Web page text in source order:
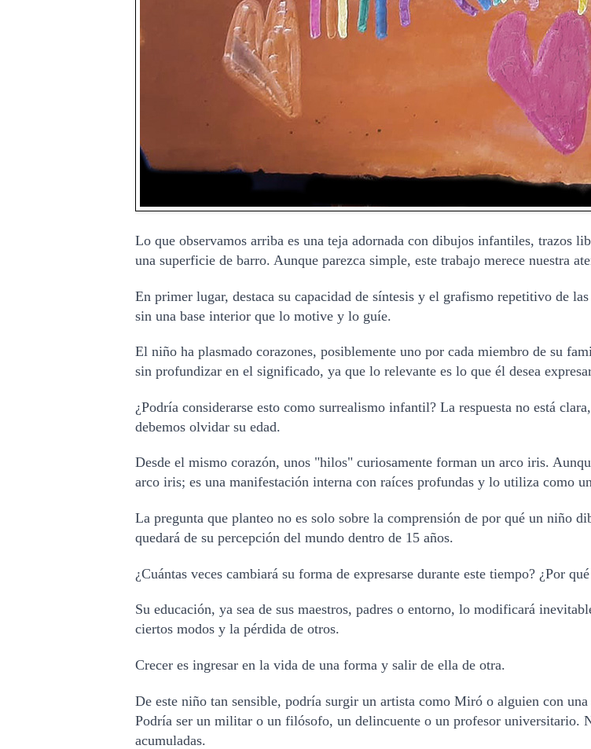
Lo que observamos arriba es una teja adornada con dibujos infantiles, trazos
una superficie de barro. Aunque parezca simple, este trabajo merece nuestra
En primer lugar, destaca su capacidad de síntesis y el grafismo repetitivo de
sin una base interior que lo motive y lo guíe.
El niño ha plasmado corazones, posiblemente uno por cada miembro de su
sin profundizar en el significado, ya que lo relevante es lo que él desea
¿Podría considerarse esto como surrealismo infantil? La respuesta no está
debemos olvidar su edad.
Desde el mismo corazón, unos "hilos" curiosamente forman un arco iris.
arco iris; es una manifestación interna con raíces profundas y lo utiliza como
La pregunta que planteo no es solo sobre la comprensión de por qué un niño
quedará de su percepción del mundo dentro de 15 años.
¿Cuántas veces cambiará su forma de expresarse durante este tiempo? ¿Por
Su educación, ya sea de sus maestros, padres o entorno, lo modificará
ciertos modos y la pérdida de otros.
Crecer es ingresar en la vida de una forma y salir de ella de otra.
De este niño tan sensible, podría surgir un artista como Miró o alguien con
Podría ser un militar o un filósofo, un delincuente o un profesor universitario.
acumuladas.